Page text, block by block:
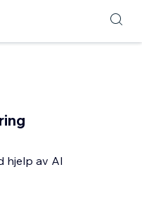
hjelp av AI